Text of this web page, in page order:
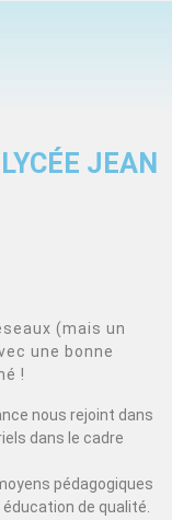
JEAN
(mais un
une bonne
!
nous rejoint dans
dans le cadre
pédagogiques
de qualité.